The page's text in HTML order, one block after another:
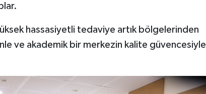
hassasiyetli tedaviye artık bölgelerinden
ve akademik bir merkezin kalite güvencesiyle